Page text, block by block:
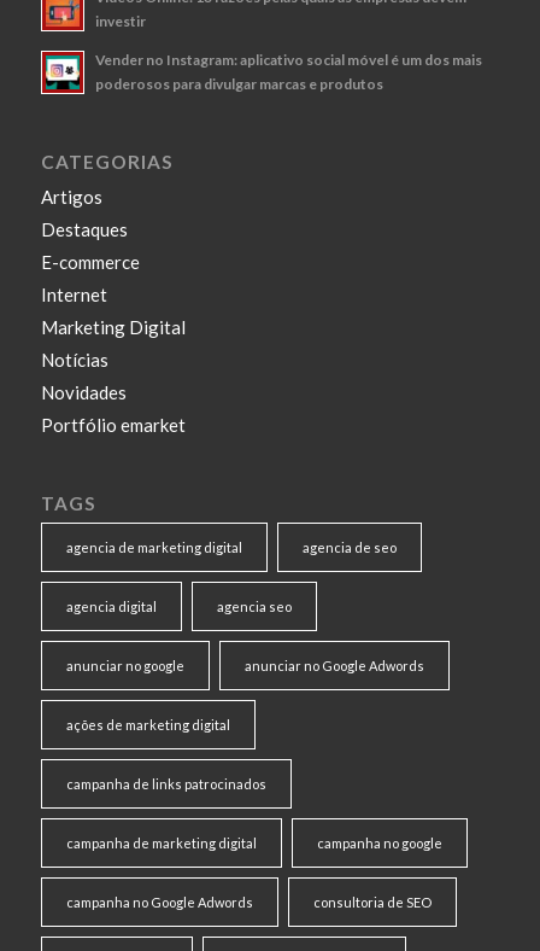
investir
Vender no Instagram: aplicativo social móvel é um dos mais
poderosos para divulgar marcas e produtos
CATEGORIAS
Artigos
Destaques
E-commerce
Internet
Marketing Digital
Notícias
Novidades
Portfólio emarket
TAGS
agencia de marketing digital agencia de seo
agencia digital agencia seo
anunciar no google anunciar no Google Adwords
ações de marketing digital
campanha de links patrocinados
campanha de marketing digital campanha no google
campanha no Google Adwords consultoria de SEO